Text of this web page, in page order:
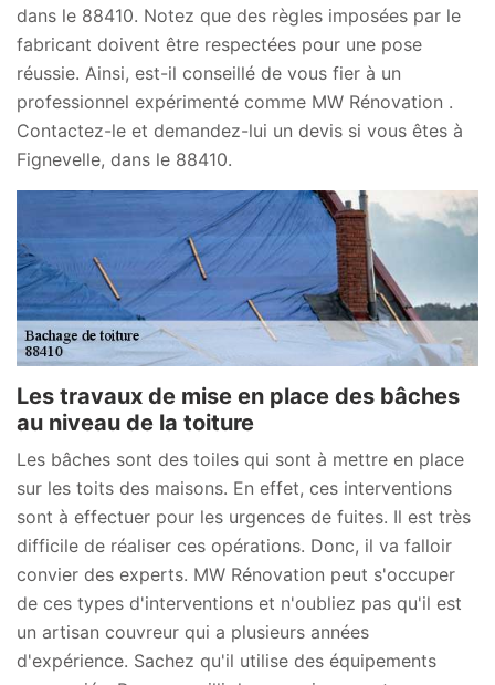
dans le 88410. Notez que des règles imposées par le
fabricant doivent être respectées pour une pose
réussie. Ainsi, est-il conseillé de vous fier à un
professionnel expérimenté comme MW Rénovation .
Contactez-le et demandez-lui un devis si vous êtes à
Fignevelle, dans le 88410.
Les travaux de mise en place des bâches
au niveau de la toiture
Les bâches sont des toiles qui sont à mettre en place
sur les toits des maisons. En effet, ces interventions
sont à effectuer pour les urgences de fuites. Il est très
difficile de réaliser ces opérations. Donc, il va falloir
convier des experts. MW Rénovation peut s'occuper
de ces types d'interventions et n'oubliez pas qu'il est
un artisan couvreur qui a plusieurs années
d'expérience. Sachez qu'il utilise des équipements